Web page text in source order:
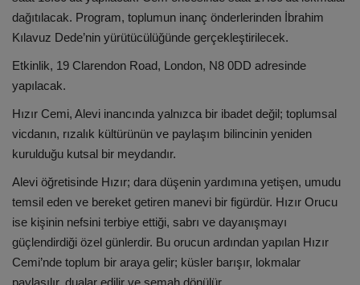
dağıtılacak. Program, toplumun inanç önderlerinden İbrahim
Kılavuz Dede’nin yürütücülüğünde gerçekleştirilecek.
Etkinlik, 19 Clarendon Road, London, N8 0DD adresinde
yapılacak.
Hızır Cemi, Alevi inancında yalnızca bir ibadet değil; toplumsal
vicdanın, rızalık kültürünün ve paylaşım bilincinin yeniden
kurulduğu kutsal bir meydandır.
Alevi öğretisinde Hızır; dara düşenin yardımına yetişen, umudu
temsil eden ve bereket getiren manevi bir figürdür. Hızır Orucu
ise kişinin nefsini terbiye ettiği, sabrı ve dayanışmayı
güçlendirdiği özel günlerdir. Bu orucun ardından yapılan Hızır
Cemi’nde toplum bir araya gelir; küsler barışır, lokmalar